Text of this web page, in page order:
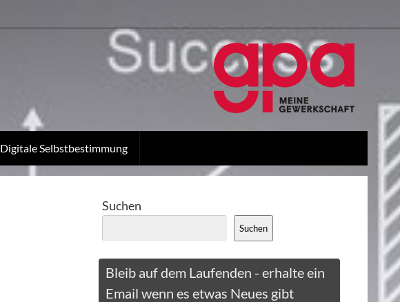
Digitale Selbstbestimmung
Suchen
Suchen
Bleib auf dem Laufenden - erhalte ein
Email wenn es etwas Neues gibt